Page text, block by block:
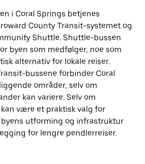
i Coral Springs betjenes
County Transit-systemet og
Shuttle. Shuttle-bussen
byen som medfølger, noe som
alternativ for lokale reiser.
bussene forbinder Coral
områder, selv om
kan variere. Selv om
være et praktisk valg for
byens utforming og infrastruktur
for lengre pendlerreiser.